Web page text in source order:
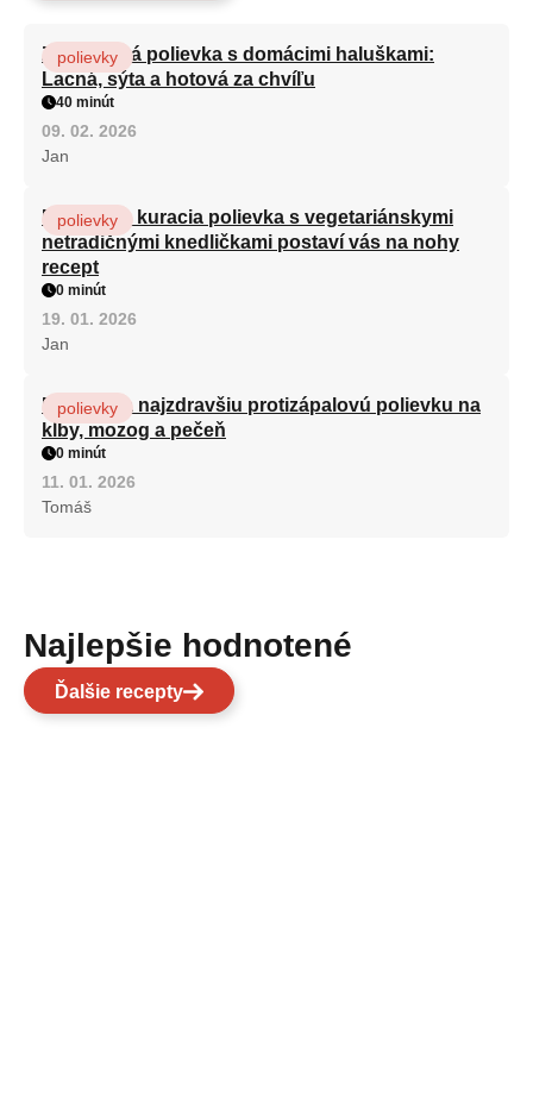
Zeleninová polievka s domácimi haluškami:
Lacná, sýta a hotová za chvíľu
polievky
40 minút
09. 02. 2026
Jan
Babičkina kuracia polievka s vegetariánskymi
netradičnými knedličkami postaví vás na nohy
recept
polievky
0 minút
19. 01. 2026
Jan
Recept na najzdravšiu protizápalovú polievku na
kĺby, mozog a pečeň
polievky
0 minút
11. 01. 2026
Tomáš
Najlepšie hodnotené
Ďalšie recepty